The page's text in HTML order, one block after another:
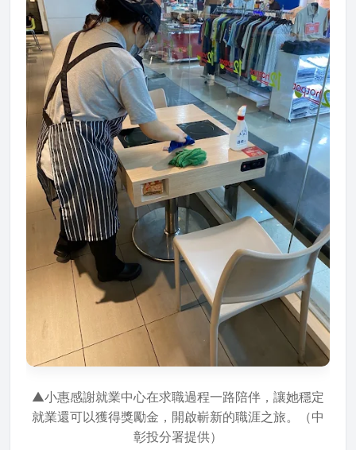
▲小惠感謝就業中心在求職過程一路陪伴，讓她穩定
就業還可以獲得獎勵金，開啟嶄新的職涯之旅。（中
彰投分署提供）